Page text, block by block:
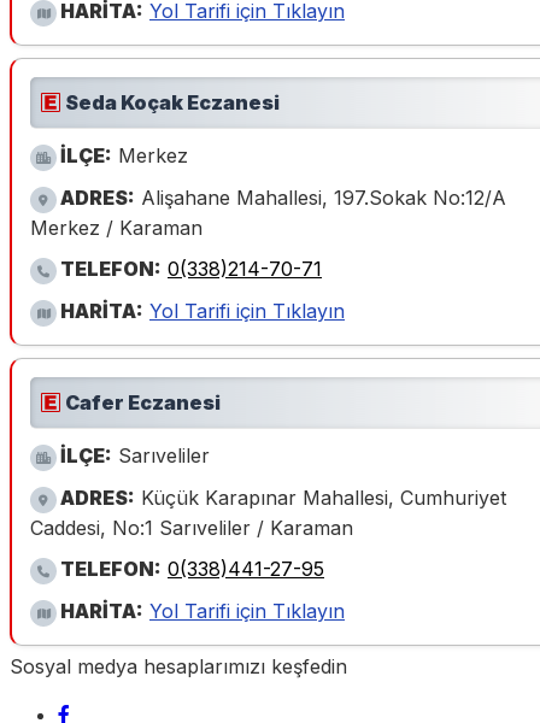
HARİTA: Yol Tarifi için Tıklayın
Seda Koçak Eczanesi
İLÇE: Merkez
ADRES: Alişahane Mahallesi, 197.Sokak No:12/A
Merkez / Karaman
TELEFON: 0(338)214-70-71
HARİTA: Yol Tarifi için Tıklayın
Cafer Eczanesi
İLÇE: Sarıveliler
ADRES: Küçük Karapınar Mahallesi, Cumhuriyet
Caddesi, No:1 Sarıveliler / Karaman
TELEFON: 0(338)441-27-95
HARİTA: Yol Tarifi için Tıklayın
Sosyal medya hesaplarımızı keşfedin